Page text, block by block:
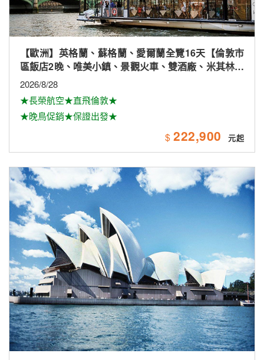
【歐洲】英格蘭、蘇格蘭、愛爾蘭全覽16天【倫敦市
區飯店2晚、唯美小鎮、景觀火車、雙酒廠、米其林、
雙大學城、下午茶
2026/8/28
★長榮航空★直飛倫敦★
★晚鳥促銷★保證出發★
$ 222,900